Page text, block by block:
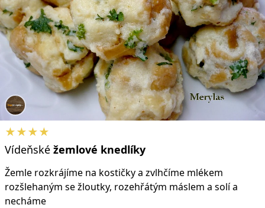
★★★★
Vídeňské žemlové knedlíky
Žemle rozkrájíme na kostičky a zvlhčíme mlékem
rozšlehaným se žloutky, rozehřátým máslem a solí a
necháme